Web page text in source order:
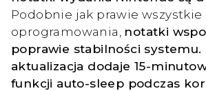
Podobnie jak prawie
oprogramowania, notatki
poprawie stabilności systemu.
aktualizacja dodaje 15-
funkcji auto-sleep podczas